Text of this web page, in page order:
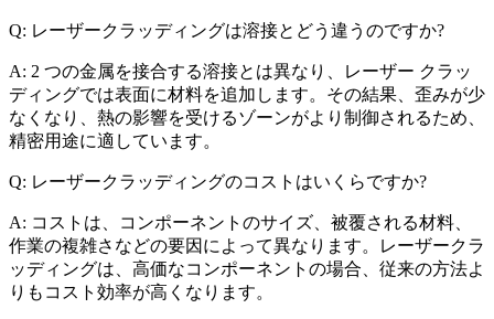
Q: レーザークラッディングは溶接とどう違うのですか?
A: 2 つの金属を接合する溶接とは異なり、レーザー クラッ
ディングでは表面に材料を追加します。その結果、歪みが少
なくなり、熱の影響を受けるゾーンがより制御されるため、
精密用途に適しています。
Q: レーザークラッディングのコストはいくらですか?
A: コストは、コンポーネントのサイズ、被覆される材料、
作業の複雑さなどの要因によって異なります。レーザークラ
ッディングは、高価なコンポーネントの場合、従来の方法よ
りもコスト効率が高くなります。